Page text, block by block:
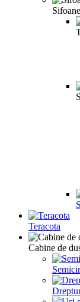
Teracota
Cabine de